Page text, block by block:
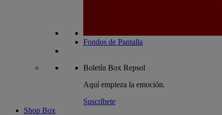
Fondos de Pantalla
Boletín Box Repsol
Aquí empieza la emoción.
Suscríbete
Shop Box